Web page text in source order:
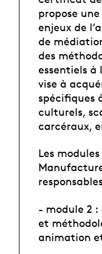
propose
enjeux de
de
des
essentiels
vise à
spécifiques
culturels,
carcéraux,
Les
- module 2
et
animation